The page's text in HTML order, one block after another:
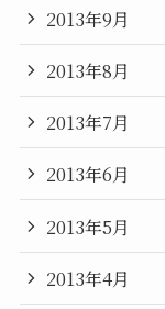
2013年9月
2013年8月
2013年7月
2013年6月
2013年5月
2013年4月